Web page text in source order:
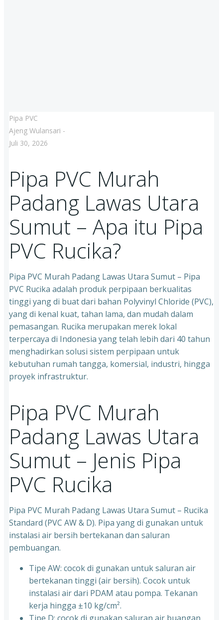
Pipa PVC
Ajeng Wulansari -
Juli 30, 2026
Pipa PVC Murah
Padang Lawas Utara
Sumut – Apa itu Pipa
PVC Rucika?
Pipa PVC Murah Padang Lawas Utara Sumut – Pipa
PVC Rucika adalah produk perpipaan berkualitas
tinggi yang di buat dari bahan Polyvinyl Chloride (PVC),
yang di kenal kuat, tahan lama, dan mudah dalam
pemasangan. Rucika merupakan merek lokal
terpercaya di Indonesia yang telah lebih dari 40 tahun
menghadirkan solusi sistem perpipaan untuk
kebutuhan rumah tangga, komersial, industri, hingga
proyek infrastruktur.
Pipa PVC Murah
Padang Lawas Utara
Sumut – Jenis Pipa
PVC Rucika
Pipa PVC Murah Padang Lawas Utara Sumut – Rucika
Standard (PVC AW & D). Pipa yang di gunakan untuk
instalasi air bersih bertekanan dan saluran
pembuangan.
Tipe AW: cocok di gunakan untuk saluran air
bertekanan tinggi (air bersih). Cocok untuk
instalasi air dari PDAM atau pompa. Tekanan
kerja hingga ±10 kg/cm².